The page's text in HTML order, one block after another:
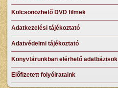
Kölcsönözhető DVD filmek
Adatkezelési tájékoztató
Adatvédelmi tájékoztató
Könyvtárunkban elérhető adatbázisok
Előfizetett folyóirataink